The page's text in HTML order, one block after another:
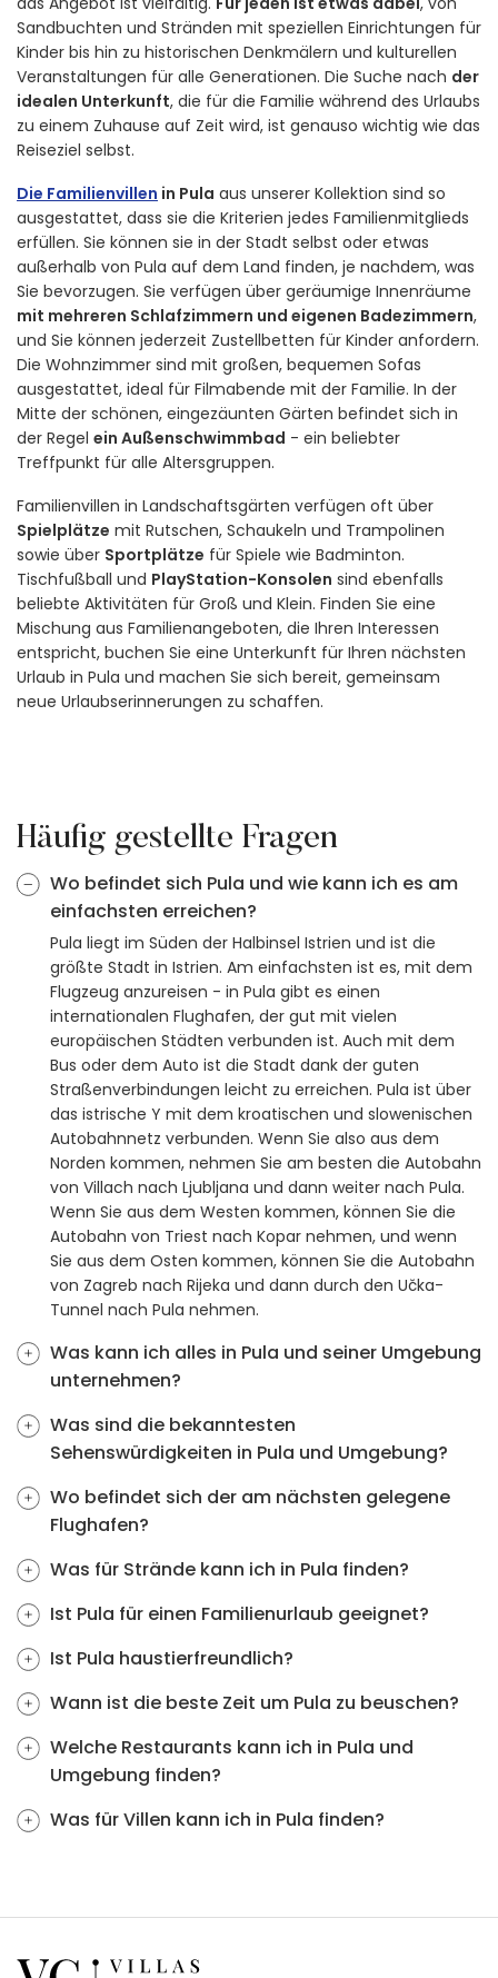
Sandbuchten und Stränden mit speziellen Einrichtungen für
Kinder bis hin zu historischen Denkmälern und kulturellen
Veranstaltungen für alle Generationen. Die Suche nach der
idealen Unterkunft, die für die Familie während des Urlaubs
zu einem Zuhause auf Zeit wird, ist genauso wichtig wie das
Reiseziel selbst.
Die Familienvillen in Pula aus unserer Kollektion sind so
ausgestattet, dass sie die Kriterien jedes Familienmitglieds
erfüllen. Sie können sie in der Stadt selbst oder etwas
außerhalb von Pula auf dem Land finden, je nachdem, was
Sie bevorzugen. Sie verfügen über geräumige Innenräume
mit mehreren Schlafzimmern und eigenen Badezimmern,
und Sie können jederzeit Zustellbetten für Kinder anfordern.
Die Wohnzimmer sind mit großen, bequemen Sofas
ausgestattet, ideal für Filmabende mit der Familie. In der
Mitte der schönen, eingezäunten Gärten befindet sich in
der Regel ein Außenschwimmbad - ein beliebter
Treffpunkt für alle Altersgruppen.
Familienvillen in Landschaftsgärten verfügen oft über
Spielplätze mit Rutschen, Schaukeln und Trampolinen
sowie über Sportplätze für Spiele wie Badminton.
Tischfußball und PlayStation-Konsolen sind ebenfalls
beliebte Aktivitäten für Groß und Klein. Finden Sie eine
Mischung aus Familienangeboten, die Ihren Interessen
entspricht, buchen Sie eine Unterkunft für Ihren nächsten
Urlaub in Pula und machen Sie sich bereit, gemeinsam
neue Urlaubserinnerungen zu schaffen.
Häufig gestellte Fragen
Wo befindet sich Pula und wie kann ich es am
einfachsten erreichen?
Pula liegt im Süden der Halbinsel Istrien und ist die
größte Stadt in Istrien. Am einfachsten ist es, mit dem
Flugzeug anzureisen - in Pula gibt es einen
internationalen Flughafen, der gut mit vielen
europäischen Städten verbunden ist. Auch mit dem
Bus oder dem Auto ist die Stadt dank der guten
Straßenverbindungen leicht zu erreichen. Pula ist über
das istrische Y mit dem kroatischen und slowenischen
Autobahnnetz verbunden. Wenn Sie also aus dem
Norden kommen, nehmen Sie am besten die Autobahn
von Villach nach Ljubljana und dann weiter nach Pula.
Wenn Sie aus dem Westen kommen, können Sie die
Autobahn von Triest nach Kopar nehmen, und wenn
Sie aus dem Osten kommen, können Sie die Autobahn
von Zagreb nach Rijeka und dann durch den Učka-
Tunnel nach Pula nehmen.
Was kann ich alles in Pula und seiner Umgebung
unternehmen?
Was sind die bekanntesten
Sehenswürdigkeiten in Pula und Umgebung?
Wo befindet sich der am nächsten gelegene
Flughafen?
Was für Strände kann ich in Pula finden?
Ist Pula für einen Familienurlaub geeignet?
Ist Pula haustierfreundlich?
Wann ist die beste Zeit um Pula zu beuschen?
Welche Restaurants kann ich in Pula und
Umgebung finden?
Was für Villen kann ich in Pula finden?